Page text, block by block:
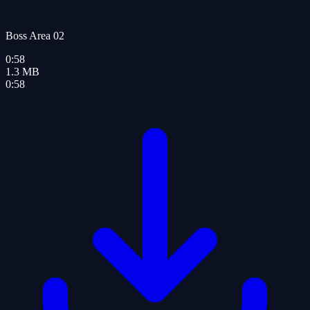
Boss Area 02
0:58
1.3 MB
0:58